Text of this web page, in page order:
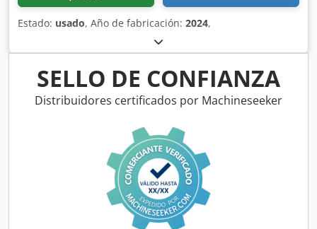
Estado: usado, Año de fabricación: 2024,
SELLO DE CONFIANZA
Distribuidores certificados por Machineseeker